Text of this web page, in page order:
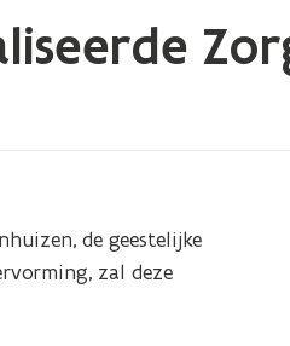
de geestelijke
zal deze